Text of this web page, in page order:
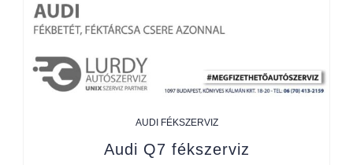
AUDI FÉKSZERVIZ
Audi Q7 fékszerviz